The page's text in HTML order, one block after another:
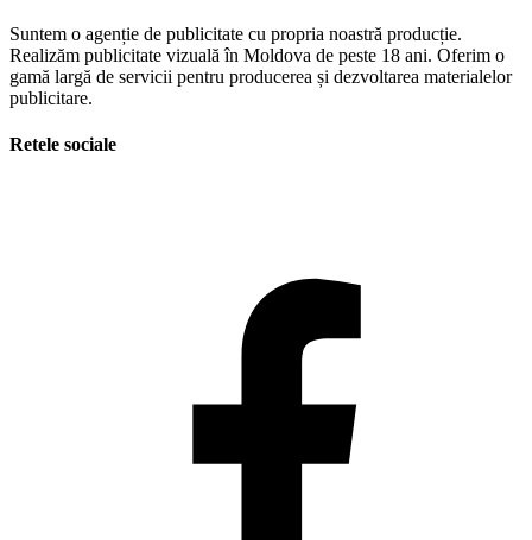
Suntem o agenție de publicitate cu propria noastră producție.
Realizăm publicitate vizuală în Moldova de peste 18 ani. Oferim o
gamă largă de servicii pentru producerea și dezvoltarea materialelor
publicitare.
Retele sociale